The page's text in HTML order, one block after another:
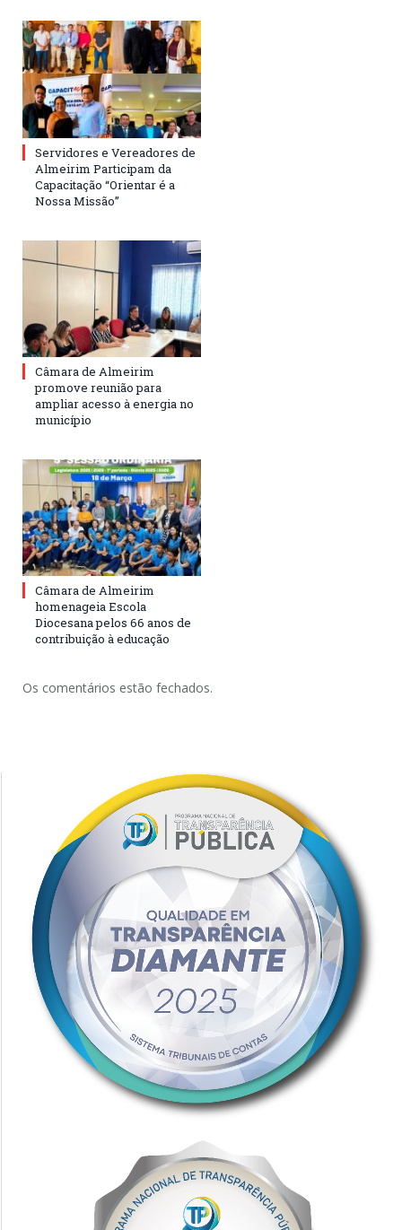
Servidores e Vereadores de
Almeirim Participam da
Capacitação “Orientar é a
Nossa Missão”
Câmara de Almeirim
promove reunião para
ampliar acesso à energia no
município
Câmara de Almeirim
homenageia Escola
Diocesana pelos 66 anos de
contribuição à educação
Os comentários estão fechados.